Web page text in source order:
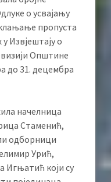
о усвајању
пропуста
Извјештају о
Општине
до 31. децембра
начелница
Стаменић,
одборници
Урић,
Игњатић који су